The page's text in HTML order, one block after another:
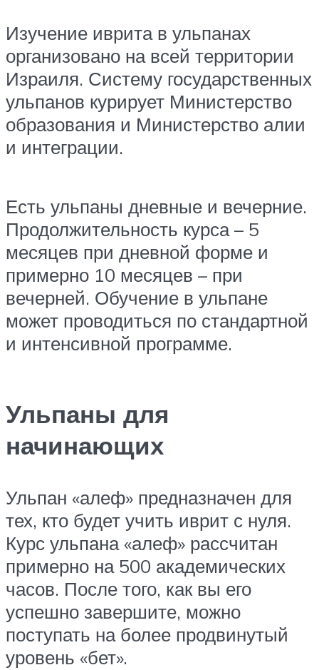
Изучение иврита в ульпанах
организовано на всей территории
Израиля. Систему государственных
ульпанов курирует Министерство
образования и Министерство алии
и интеграции.
Есть ульпаны дневные и вечерние.
Продолжительность курса – 5
месяцев при дневной форме и
примерно 10 месяцев – при
вечерней. Обучение в ульпане
может проводиться по стандартной
и интенсивной программе.
Ульпаны для
начинающих
Ульпан «алеф» предназначен для
тех, кто будет учить иврит с нуля.
Курс ульпана «алеф» рассчитан
примерно на 500 академических
часов. После того, как вы его
успешно завершите, можно
поступать на более продвинутый
уровень «бет».